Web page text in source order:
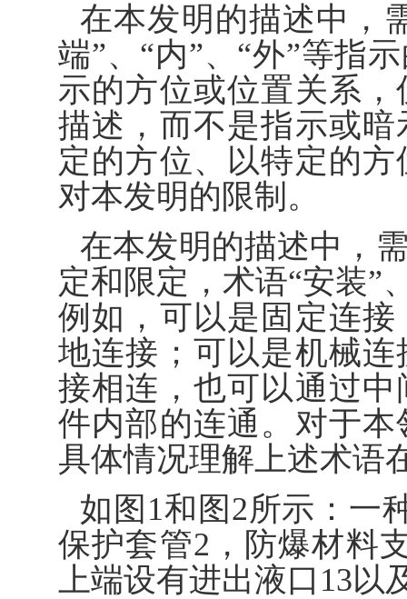
在本发明的描述中，
端”、“内”、“外”等指
示的方位或位置关系
描述，而不是指示或
定的方位、以特定的
对本发明的限制。
在本发明的描述中，
定和限定，术语“安装”
例如，可以是固定连
地连接；可以是机械
接相连，也可以通过
件内部的连通。对于
具体情况理解上述术
如图1和图2所示：一
保护套管2，防爆材料
上端设有进出液口13